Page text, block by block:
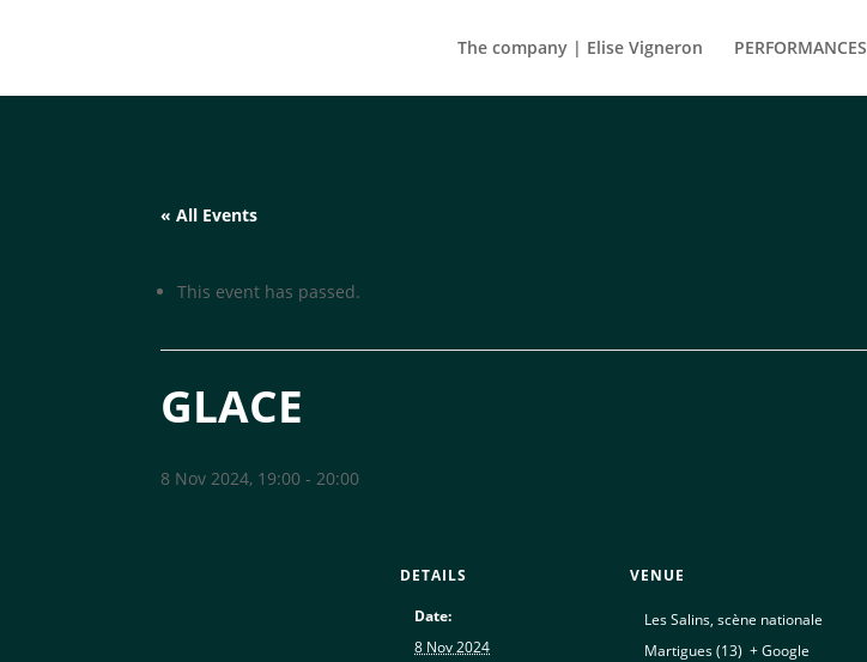
The company | Elise Vigneron PERFORMANCES
« All Events
This event has passed.
GLACE
8 Nov 2024, 19:00 -20:00
DETAILS
Date:
8 Nov 2024
VENUE
Les Salins, scène nationale
Martigues (13) + Google